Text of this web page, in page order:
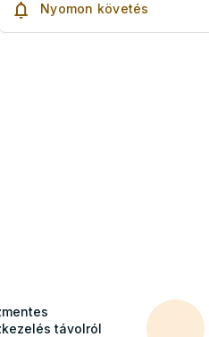
Nyomon követés
távolról